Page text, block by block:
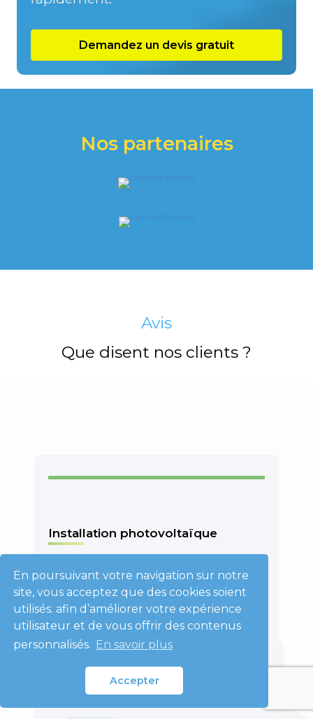
En poursuivant votre navigation sur notre
site, vous acceptez que des cookies soient
utilisés. afin d’améliorer votre expérience
utilisateur et de vous offrir des contenus
personnalisés. En savoir plus
Accepter
Demandez un devis gratuit
Nos partenaires
Avis
Que disent nos clients ?
Installation photovoltaïque
n'aurait pas pu être plus facile ni plus
professionnelle. Notre contact, Guillaume,
nous a tout expliqué clairement, en nous
donnant plusieurs options à choisir, par
panneaux solaires que nous voulions
installer. Toute l’équipe a été professionnelle
et nos panneaux ont été installés en temps